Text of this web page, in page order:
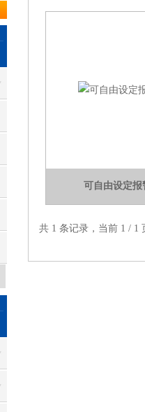
可自由设定
共 1 条记录，当前 1 /